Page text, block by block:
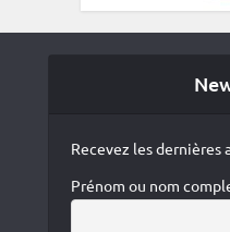
Recevez les dernières
Prénom ou nom